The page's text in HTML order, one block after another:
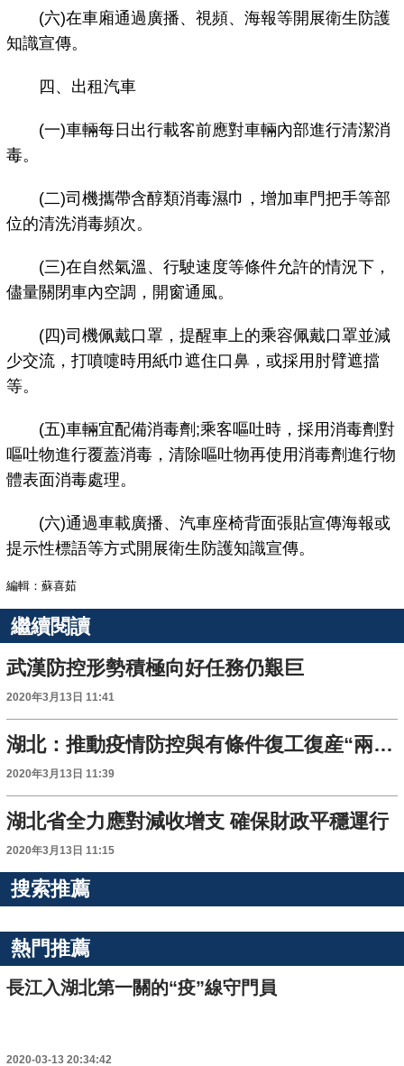
(六)在車廂通過廣播、視頻、海報等開展衛生防護
知識宣傳。
四、出租汽車
(一)車輛每日出行載客前應對車輛內部進行清潔消
毒。
(二)司機攜帶含醇類消毒濕巾，增加車門把手等部
位的清洗消毒頻次。
(三)在自然氣溫、行駛速度等條件允許的情況下，
儘量關閉車內空調，開窗通風。
(四)司機佩戴口罩，提醒車上的乘容佩戴口罩並減
少交流，打噴嚏時用紙巾遮住口鼻，或採用肘臂遮擋
等。
(五)車輛宜配備消毒劑;乘客嘔吐時，採用消毒劑對
嘔吐物進行覆蓋消毒，清除嘔吐物再使用消毒劑進行物
體表面消毒處理。
(六)通過車載廣播、汽車座椅背面張貼宣傳海報或
提示性標語等方式開展衛生防護知識宣傳。
編輯：蘇喜茹
繼續閱讀
武漢防控形勢積極向好任務仍艱巨
2020年3月13日 11:41
湖北：推動疫情防控與有條件復工復産“兩不誤”
2020年3月13日 11:39
湖北省全力應對減收增支 確保財政平穩運行
2020年3月13日 11:15
搜索推薦
熱門推薦
長江入湖北第一關的“疫”線守門員
2020-03-13 20:34:42